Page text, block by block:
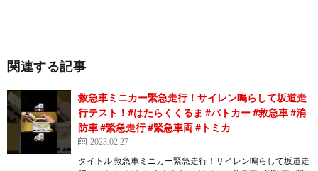
関連する記事
救急車ミニカー緊急走行！サイレン鳴らして坂道走
行テスト！#はたらくくるま #パトカー #救急車 #消
防車 #緊急走行 #緊急車両 #トミカ
2023.02.27
タイトル 救急車ミニカー緊急走行！サイレン鳴らして坂道走